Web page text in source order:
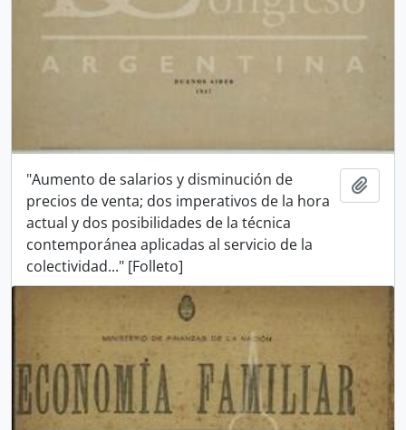
"Aumento de salarios y disminución de
precios de venta; dos imperativos de la hora
actual y dos posibilidades de la técnica
contemporánea aplicadas al servicio de la
colectividad..." [Folleto]